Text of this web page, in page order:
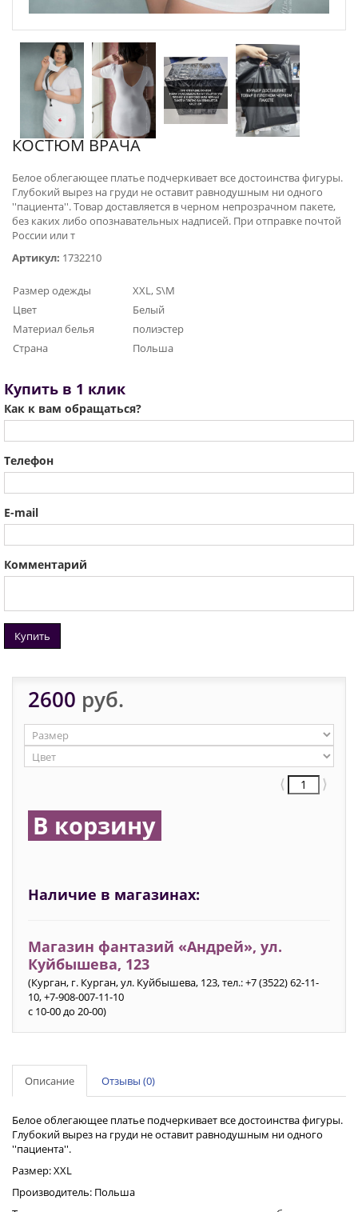
КОСТЮМ ВРАЧА
Белое облегающее платье подчеркивает все достоинства фигуры.
Глубокий вырез на груди не оставит равнодушным ни одного
''пациента''. Товар доставляется в черном непрозрачном пакете,
без каких либо опознавательных надписей. При отправке почтой
России или т
Артикул: 1732210
Размер одежды
XXL, S\M
Цвет
Белый
Материал белья
полиэстер
Страна
Польша
Купить в 1 клик
Как к вам обращаться?
Телефон
E-mail
Комментарий
Купить
2600 руб.
⟨ ⟩
В корзину
Наличие в магазинах:
Магазин фантазий «Андрей», ул.
Куйбышева, 123
(Курган, г. Курган, ул. Куйбышева, 123, тел.: +7 (3522) 62-11-
10, +7-908-007-11-10
с 10-00 до 20-00)
Описание Отзывы (0)
Белое облегающее платье подчеркивает все достоинства фигуры.
Глубокий вырез на груди не оставит равнодушным ни одного
''пациента''.
Размер: XXL
Производитель: Польша